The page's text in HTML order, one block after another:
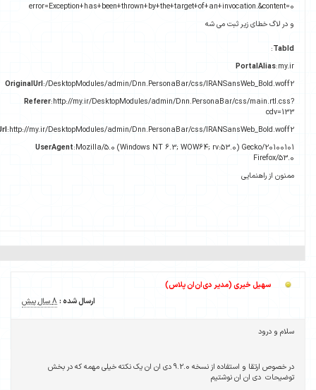
error=Exception+has+been+thrown+by+the+target+of+an+invocation.&content=0
و در لاگ خطای زیر ثبت می شه
TabId
:
PortalAlias:my.ir
OriginalUrl:/DesktopModules/admin/Dnn.PersonaBar/css/IRANSansWeb_Bold.woff2
Referer:http://my.ir/DesktopModules/admin/Dnn.PersonaBar/css/main.rtl.css?
cdv=133
Url:http://my.ir/DesktopModules/admin/Dnn.PersonaBar/css/IRANSansWeb_Bold.woff2
UserAgent:Mozilla/5.0 (Windows NT 6.3; WOW64; rv:53.0) Gecko/20100101
Firefox/53.0
ممنون از راهنمایی
سهیل خیری (مدیر دی‌ان‌ان پلاس)
ارسال شده :8 سال پیش
سلام و درود
در خصوص ارتقا و استفاده از نسخه 9.2.0 دی ان ان یک نکته خیلی مهمه که در بخش
توضیحات دی ان ان نوشتیم